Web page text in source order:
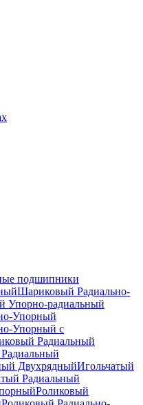
подшипники
Шариковый Радиально-
Упорно-радиальный
Упорный
Упорный с
Радиальный
ДвухрядныйИгольчатый
Радиальный
Роликовый